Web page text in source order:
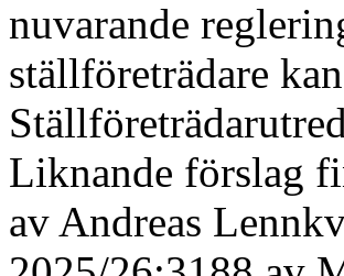
nuvarande
ställföreträdare
Ställföreträdar
Liknande förslag
av Andreas